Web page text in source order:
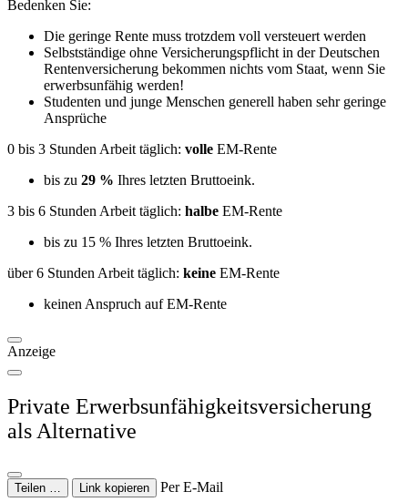
Bedenken Sie:
Die geringe Rente muss trotzdem voll versteuert werden
Selbstständige ohne Versicherungspflicht in der Deutschen
Rentenversicherung bekommen nichts vom Staat, wenn Sie
erwerbsunfähig werden!
Studenten und junge Menschen generell haben sehr geringe
Ansprüche
0 bis 3 Stunden Arbeit täglich: volle EM-Rente
bis zu 29 % Ihres letzten Bruttoeink.
3 bis 6 Stunden Arbeit täglich: halbe EM-Rente
bis zu 15 % Ihres letzten Bruttoeink.
über 6 Stunden Arbeit täglich: keine EM-Rente
keinen Anspruch auf EM-Rente
Anzeige
Private Erwerbsunfähigkeitsversicherung
als Alternative
Teilen … Link kopieren Per E-Mail